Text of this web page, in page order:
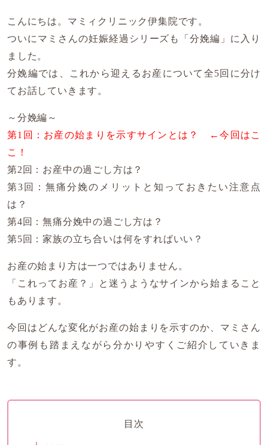
こんにちは。マミィクリニック伊集院です。
ついにマミさんの妊娠経過シリーズも「分娩編」に入り
ました。
分娩編では、これから迎えるお産について全5回に分け
てお話していきます。
～分娩編～
第1回：お産の始まりを示すサインとは？ ←今回はこ
こ！
第2回：お産中の過ごし方は？
第3回：無痛分娩のメリットと知っておきたい注意点
は？
第4回：無痛分娩中の過ごし方は？
第5回：家族の立ち合いは何をすればいい？
お産の始まり方は一つではありません。
「これってお産？」と迷うようなサインから始まること
もあります。
今回はどんな変化がお産の始まりを示すのか、マミさん
の事例も踏まえながら分かりやすくご紹介していきま
す。
目次